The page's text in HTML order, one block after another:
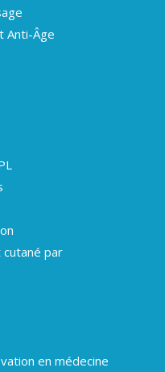
Anti-Âge
par
en médecine